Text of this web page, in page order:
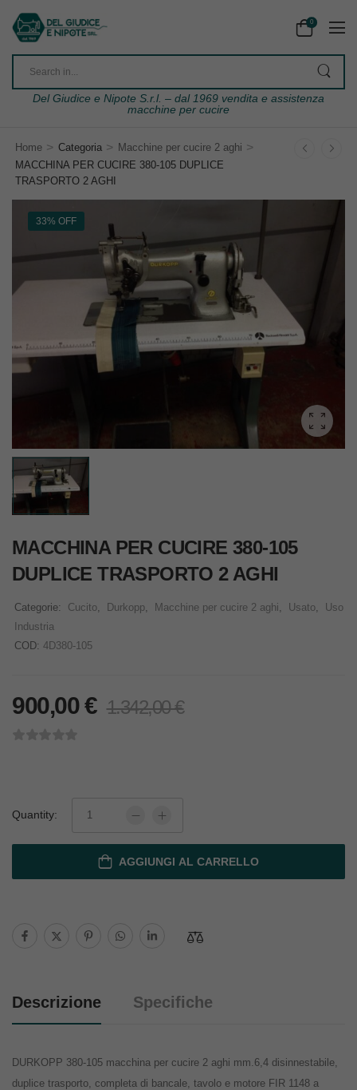
0
Del Giudice e Nipote S.r.l. – dal 1969 vendita e assistenza
macchine per cucire
Home > Categoria > Macchine per cucire 2 aghi >
MACCHINA PER CUCIRE 380-105 DUPLICE
TRASPORTO 2 AGHI
33% OFF
MACCHINA PER CUCIRE 380-105
DUPLICE TRASPORTO 2 AGHI
Categorie: Cucito Durkopp Macchine per cucire 2 aghi Usato
Uso
Industria
COD: 4D380-105
900,00€ 1.342,00€
Quantity:
AGGIUNGI AL CARRELLO
Descrizione Specifiche
DURKOPP 380-105 macchina per cucire 2 aghi mm.6,4 disinnestabile,
duplice trasporto, completa di bancale, tavolo e motore FIR 1148 a